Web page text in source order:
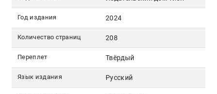
Год издания 2024
Количество страниц 208
Переплет Твёрдый
Язык издания Русский